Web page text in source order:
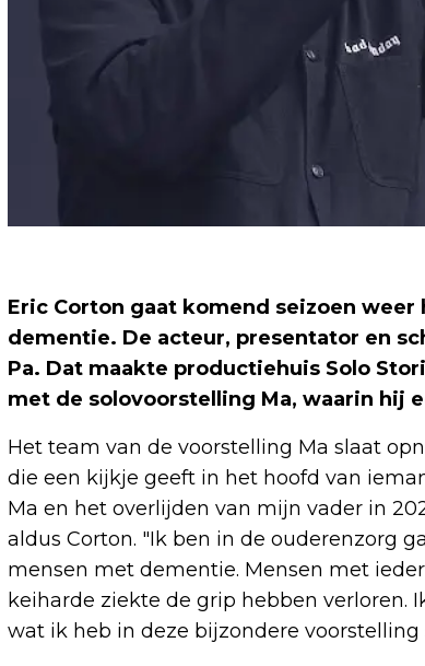
Eric Corton gaat komend seizoen
dementie. De acteur, presentator en
Pa. Dat maakte productiehuis Solo
met de solovoorstelling Ma, waarin hij
Het team van de voorstelling Ma slaat
die een kijkje geeft in het hoofd van
Ma en het overlijden van mijn vader in
aldus Corton. "Ik ben in de ouderenzorg
mensen met dementie. Mensen met
keiharde ziekte de grip hebben verloren.
wat ik heb in deze bijzondere voorstelling